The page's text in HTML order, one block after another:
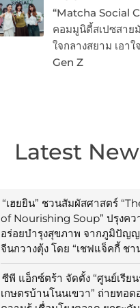
“Matcha Social
คอมมูนิตี้สเปซสาย
ใจกลางสยาม เอาใ
Gen Z
Latest
“เฮยยิน” ชวนสัมผัสศาสตร์
of Nourishing Soup” ปรุงคว
อร่อยบำรุงสุขภาพ จากภูมิปัญ
จีนกวางตุ้ง โดย “เชฟแจ็คกี้ ชา
ซีพี แอ็กซ์ตร้า จัดตั้ง “ศูนย์เรียน
เกษตรบ้านโนนเขวา” ถ่ายทอด